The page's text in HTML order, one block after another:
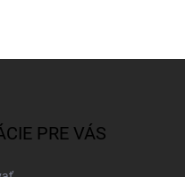
PRE VÁS